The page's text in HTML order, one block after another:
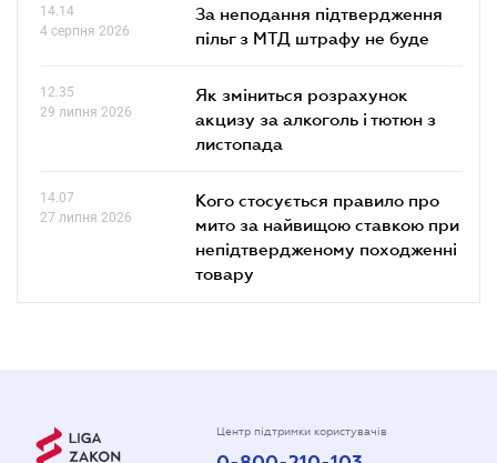
14.14
4 серпня 2026
За неподання підтвердження
пільг з МТД штрафу не буде
12.35
29 липня 2026
Як зміниться розрахунок
акцизу за алкоголь і тютюн з
листопада
14.07
27 липня 2026
Кого стосується правило про
мито за найвищою ставкою при
непідтвердженому походженні
товару
Центр підтримки користувачів